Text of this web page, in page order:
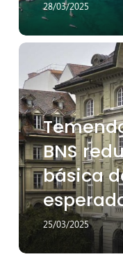
28/03/2025
Temendo
deflação,
o
BNS
reduz
sua
taxa
básica
de
juros
como
esperado
BNS
básica
25/03/2025